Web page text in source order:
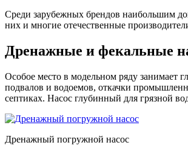
Среди зарубежных брендов наибольшим
них и многие отечественные
Дренажные и фекальные
Особое место в модельном ряду занимает
подвалов и водоемов, откачки
септиках. Насос глубинный для грязной
Дренажный погружной насос